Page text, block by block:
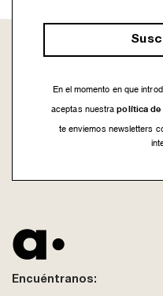
En el momento en que
aceptas nuestra política de
te enviemos newsletters
left
Encuéntranos: